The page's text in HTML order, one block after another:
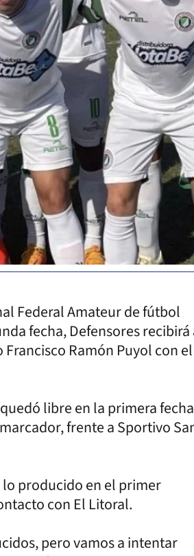
Federal Amateur de fútbol
fecha, Defensores recibirá
Ramón Puyol con el
libre en la primera
frente a Sportivo
producido en el primer
con El Litoral.
pero vamos a intentar